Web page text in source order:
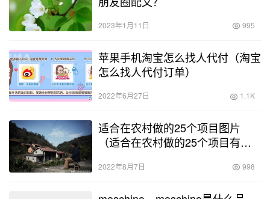
2023年1月11日 995
苹果手机淘宝怎么找人代付（淘宝
怎么找人代付订单）
2022年6月27日 1.1K
适合在农村做的25个项目图片
（适合在农村做的25个项目有哪
2022年8月7日 998